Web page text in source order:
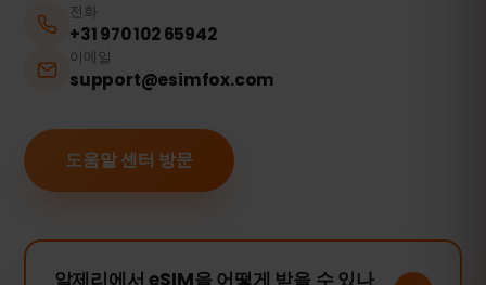
전화
+31 970 102 65942
이메일
support@esimfox.com
도움말 센터 방문
알제리에서 eSIM을 어떻게 받을 수 있나